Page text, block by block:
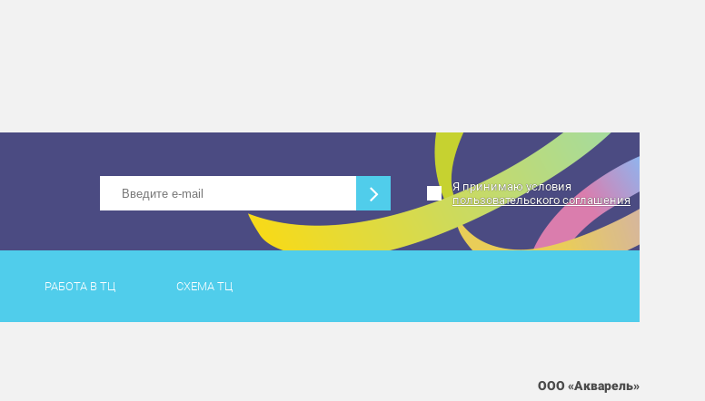
Я принимаю условия
пользовательского соглашения
РАБОТА В ТЦ СХЕМА ТЦ
ООО «Акварель»